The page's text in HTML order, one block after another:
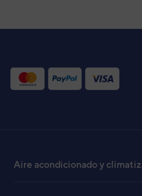
J-IIS
Aire acondicionado y